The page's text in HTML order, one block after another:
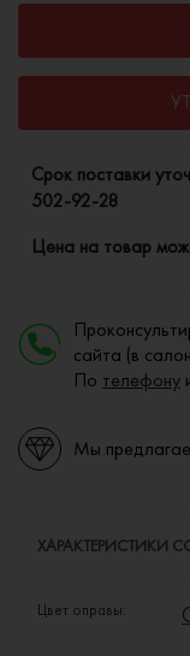
Cрок поставки
502-92-28
Цена на товар
сайта (в
По телефону
Мы
ХАРАКТЕРИСТИКИ
Цвет оправы: